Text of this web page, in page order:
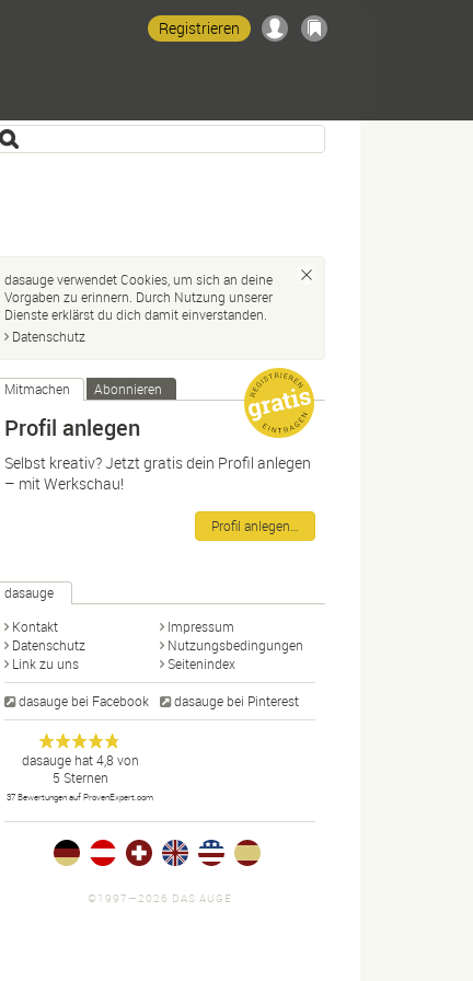
Registrieren
dasauge verwendet Cookies, um sich an deine
Vorgaben zu erinnern. Durch Nutzung unserer
Dienste erklärst du dich damit einverstanden.
Datenschutz
Mitmachen Abonnieren
Profil anlegen
Selbst kreativ? Jetzt gratis dein Profil anlegen
– mit Werkschau!
Profil anlegen…
dasauge
Kontakt
Impressum
Datenschutz
Nutzungsbedingungen
Link zu uns
Seitenindex
dasauge bei Facebook dasauge bei Pinterest
dasauge
Designer,
Fotografen,
Agenturen,
Portfolios
und Jobs.
Anonym
dasaugehat4,8 von
5 Sternen
37 Bewertungen auf ProvenExpert.com
©1997—2026 DAS AUGE